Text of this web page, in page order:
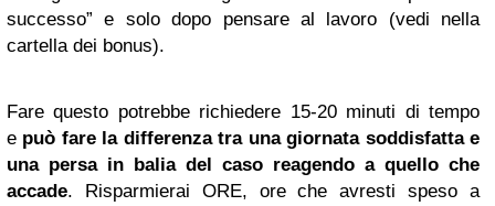
successo” e solo dopo pensare al lavoro (vedi nella
cartella dei bonus).
Fare questo potrebbe richiedere 15-20 minuti di tempo
e può fare la differenza tra una giornata soddisfatta e
una persa in balia del caso reagendo a quello che
accade. Risparmierai ORE, ore che avresti speso a